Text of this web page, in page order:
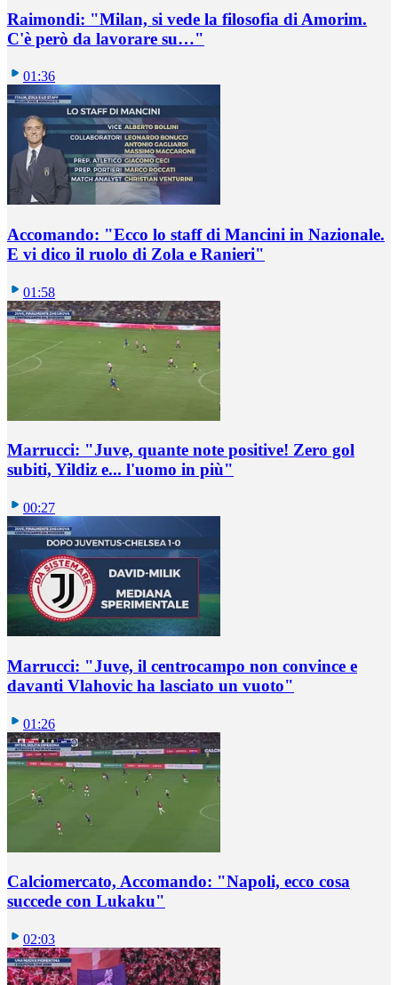
Raimondi: "Milan, si vede la filosofia di Amorim.
C'è però da lavorare su…"
01:36
Accomando: "Ecco lo staff di Mancini in Nazionale.
E vi dico il ruolo di Zola e Ranieri"
01:58
Marrucci: "Juve, quante note positive! Zero gol
subiti, Yildiz e... l'uomo in più"
00:27
Marrucci: "Juve, il centrocampo non convince e
davanti Vlahovic ha lasciato un vuoto"
01:26
Calciomercato, Accomando: "Napoli, ecco cosa
succede con Lukaku"
02:03